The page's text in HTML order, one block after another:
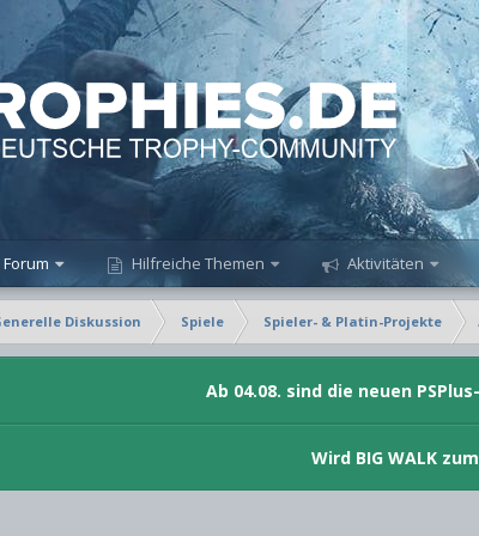
Forum Hilfreiche Themen Aktivitäten
Diskussion Spiele Spieler- & Platin-Projekte
Ab 04.08. sind die neuen
Wird BIG WALK